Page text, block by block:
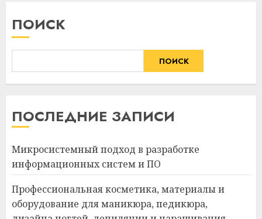
ПОИСК
ПОИСК
ПОСЛЕДНИЕ ЗАПИСИ
Микросистемный подход в разработке
информационных систем и ПО
Профессиональная косметика, материалы и
оборудование для маникюра, педикюра,